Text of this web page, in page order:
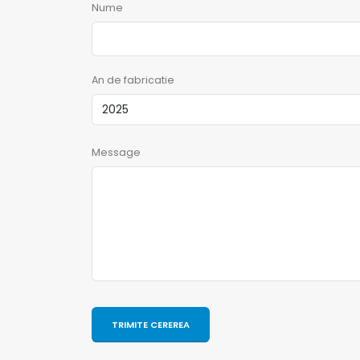
Nume
An de fabricatie
Message